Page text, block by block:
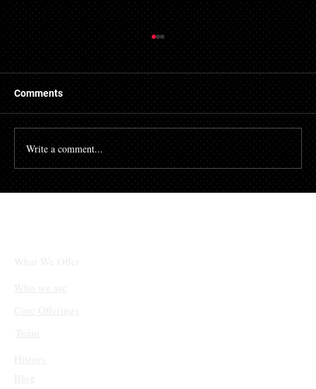
Comments
Write a comment...